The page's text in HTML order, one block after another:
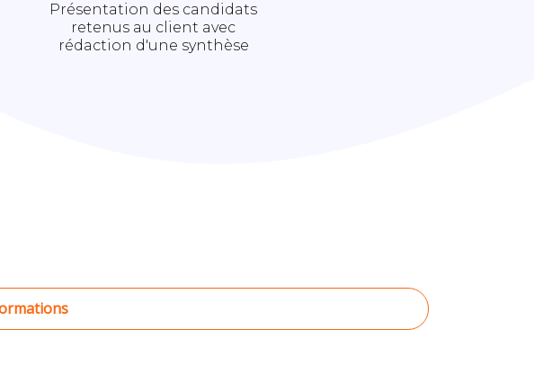
Présentation des candidats
retenus au client avec
rédaction d'une synthèse